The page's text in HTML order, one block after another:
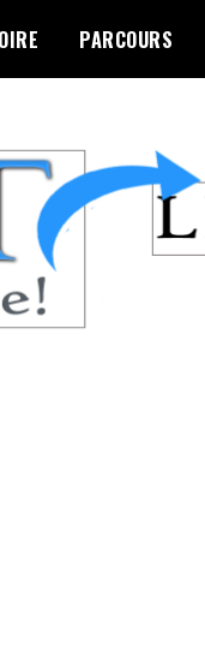
PARCOURS